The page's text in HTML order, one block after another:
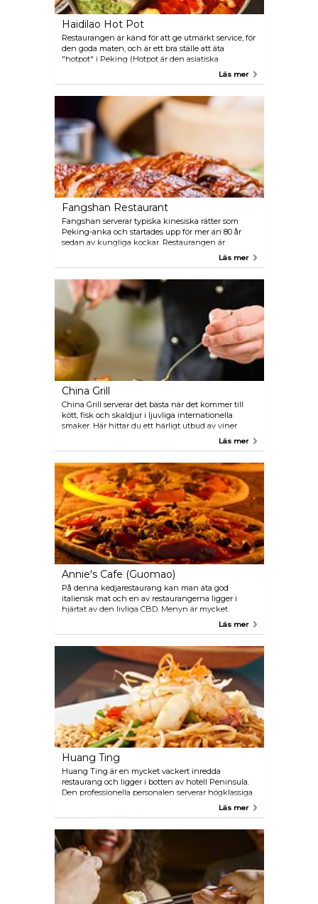
Haidilao Hot Pot
Restaurangen är känd för att ge utmärkt service, för
den goda maten, och är ett bra ställe att äta
"hotpot" i Peking (Hotpot är den asiatiska
motsvarigheten till den europeiska fonduen).
grönsaker. En mycket populär restaurang så det
Läs mer
Fangshan Restaurant
Fangshan serverar typiska kinesiska rätter som
Peking-anka och startades upp för mer än 80 år
sedan av kungliga kockar. Restaurangen är
belägen i en grann herrgård vid sidan av sjönLäs mer
China Grill
China Grill serverar det bästa när det kommer till
kött, fisk och skaldjur i ljuvliga internationella
smaker. Här hittar du ett härligt utbud av viner
medan du njuter av en 360 graders utsikt överLäs mer
Annie's Cafe (Guomao)
På denna kedjarestaurang kan man äta god
italiensk mat och en av restaurangerna ligger i
hjärtat av den livliga CBD. Menyn är mycket
varierande, från klassiska italienska rätter såsom
minipizzor. Restaurangen är öppet för både lunch
och middag och serverar mat för rimliga priser.
Läs mer
Huang Ting
Huang Ting är en mycket vackert inredda
restaurang och ligger i botten av hotell Peninsula.
Den professionella personalen serverar högklassiga
Kantonesiska maträtter som dim sum (små
Peking ankan. Priset är lite högre än de andra
restaurangerna i området men väl värt pengarna.
Läs mer